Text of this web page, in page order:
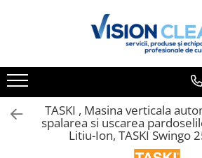
Aspiratoare si masini curatenie
profesionale
Aspiratoare industriale
Aspiratoare injectie - extractie
TASKI , Masina verticala
spalarea si uscarea
Litiu-Ion, TASKI Swingo